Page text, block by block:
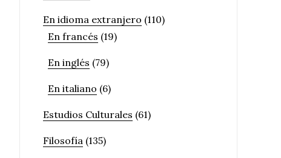
En idioma extranjero (110)
En francés (19)
En inglés (79)
En italiano (6)
Estudios Culturales (61)
Filosofía (135)